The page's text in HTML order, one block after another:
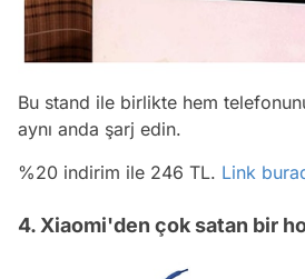
Bu stand ile birlikte hem
aynı anda şarj edin.
%20 indirim ile 246 TL. Link
4. Xiaomi'den çok satan bir